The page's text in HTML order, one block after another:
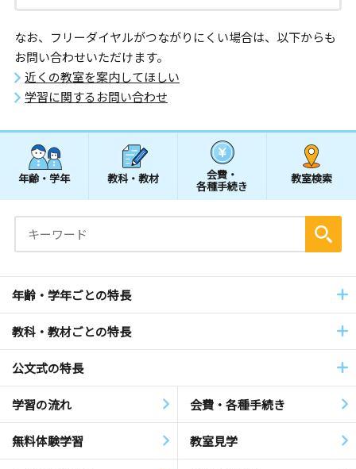
なお、フリーダイヤルがつながりにくい場合は、以下からも
お問い合わせいただけます。
近くの教室を案内してほしい
学習に関するお問い合わせ
年齢・学年 教科・教材 会費・
各種手続き
教室検索
年齢・学年ごとの特長
教科・教材ごとの特長
公文式の特長
学習の流れ 会費・各種手続き
無料体験学習 教室見学